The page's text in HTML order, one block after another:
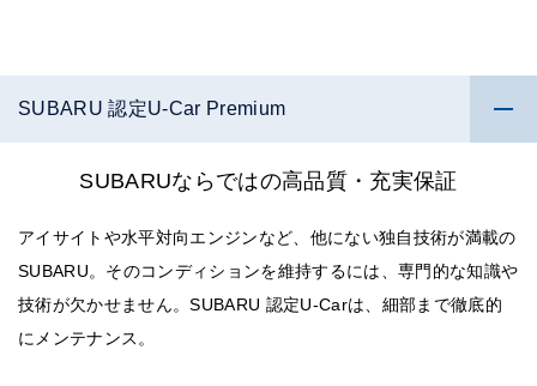
SUBARU 認定U-Car Premium
SUBARUならではの高品質・充実保証
アイサイトや水平対向エンジンなど、他にない独自技術が満載の
SUBARU。そのコンディションを維持するには、専門的な知識や
技術が欠かせません。SUBARU 認定U-Carは、細部まで徹底的
にメンテナンス。